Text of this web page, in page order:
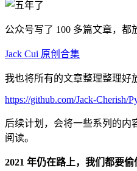
公众号写了 100 多篇文章，都
Jack Cui 原创合集
我也将所有的文章整理整理好
https://github.com/Jack-Cherish/
后续计划，会将一些系列的内
阅读。
2021 年仍在路上，我们都要偷